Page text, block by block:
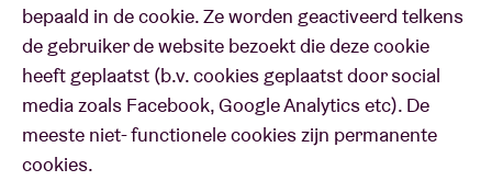
bepaald in de cookie. Ze worden geactiveerd telkens
de gebruiker de website bezoekt die deze cookie
heeft geplaatst (b.v. cookies geplaatst door social
media zoals Facebook, Google Analytics etc). De
meeste niet- functionele cookies zijn permanente
cookies.